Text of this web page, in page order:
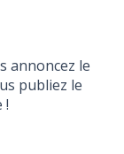
annoncez le
publiez le
!